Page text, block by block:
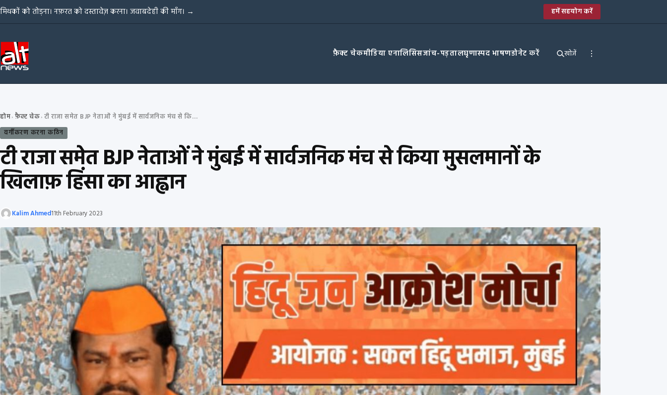
Skip to content
मिथकों को तोड़ना। नफ़रत को दस्तावेज़ करना। जवाबदेही की माँग। → हमें सहयोग करें
फ़ैक्ट चेकमीडिया एनालिसिसजांच-पड़तालघृणास्पद भाषणडोनेट करें खोजें
होम› फ़ैक्ट चेक›
टी राजा समेत BJP नेताओं ने मुंबई में सार्वजनिक मंच से किया मुसलमानों के खिलाफ़ हिंसा का आह्वान
वर्गीकरण करना कठिन
टी राजा समेत BJP नेताओं ने मुंबई में सार्वजनिक मंच से किया मुसलमानों के
खिलाफ़ हिंसा का आह्वान
Kalim Ahmed11th February 2023